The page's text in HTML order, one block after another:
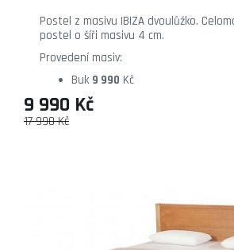
Postel z masivu IBIZA dvoulůžko.
postel o šíři masivu 4 cm.
Provedení masiv:
Buk 9 990 Kč
17 990 Kč
9 990 Kč